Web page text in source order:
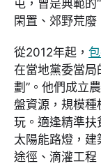
屯，曾是典範的
閑置、郊野荒廢
從2012年起，
在當地黨委當局
劃”。他們成立
盤資源，規模種
玩。適逢精準扶
太陽能路燈，
途徑、滴灌工程